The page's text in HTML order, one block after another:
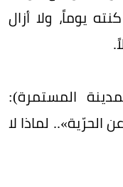
يوماً، ولا أزال
المستمرة):
الحرّية».. لماذا لا